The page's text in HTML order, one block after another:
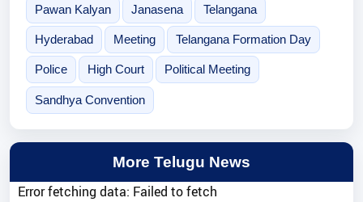
Pawan Kalyan Janasena Telangana
Hyderabad Meeting Telangana Formation Day
Police High Court Political Meeting
Sandhya Convention
More Telugu News
Error fetching data: Failed to fetch